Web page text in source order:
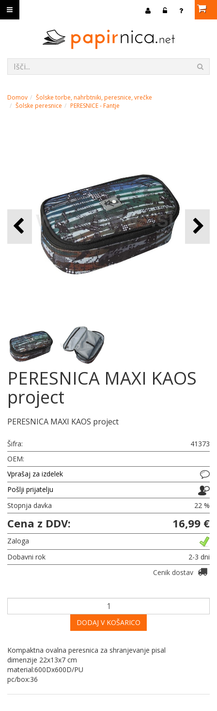
Domov
Šolske torbe, nahrbtniki, peresnice, vrečke
Šolske peresnice
PERESNICE - Fantje
PERESNICA MAXI KAOS
project
PERESNICA MAXI KAOS project
Šifra:
41373
OEM:
Vprašaj za izdelek
Pošlji prijatelju
Stopnja davka
22 %
Cena z DDV: 16,99 €
Zaloga
Dobavni rok
2-3 dni
Cenik dostav
DODAJ V KOŠARICO
Kompaktna ovalna peresnica za shranjevanje pisal
dimenzije 22x13x7 cm
material:600Dx600D/PU
pc/box:36